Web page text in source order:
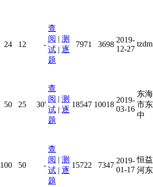
24 12 -
查
阅 | 测
试 | 逐
题
7971 3698
2019-
12-27
50 25 30'
查
阅 | 测
试 | 逐
题
18547 10018
2019-
03-16
东
市
中
100 50 -
查
阅 | 测
试 | 逐
题
15722 7347
2019-
01-17
恒
河东